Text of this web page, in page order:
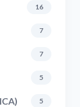
16
7
7
5
5